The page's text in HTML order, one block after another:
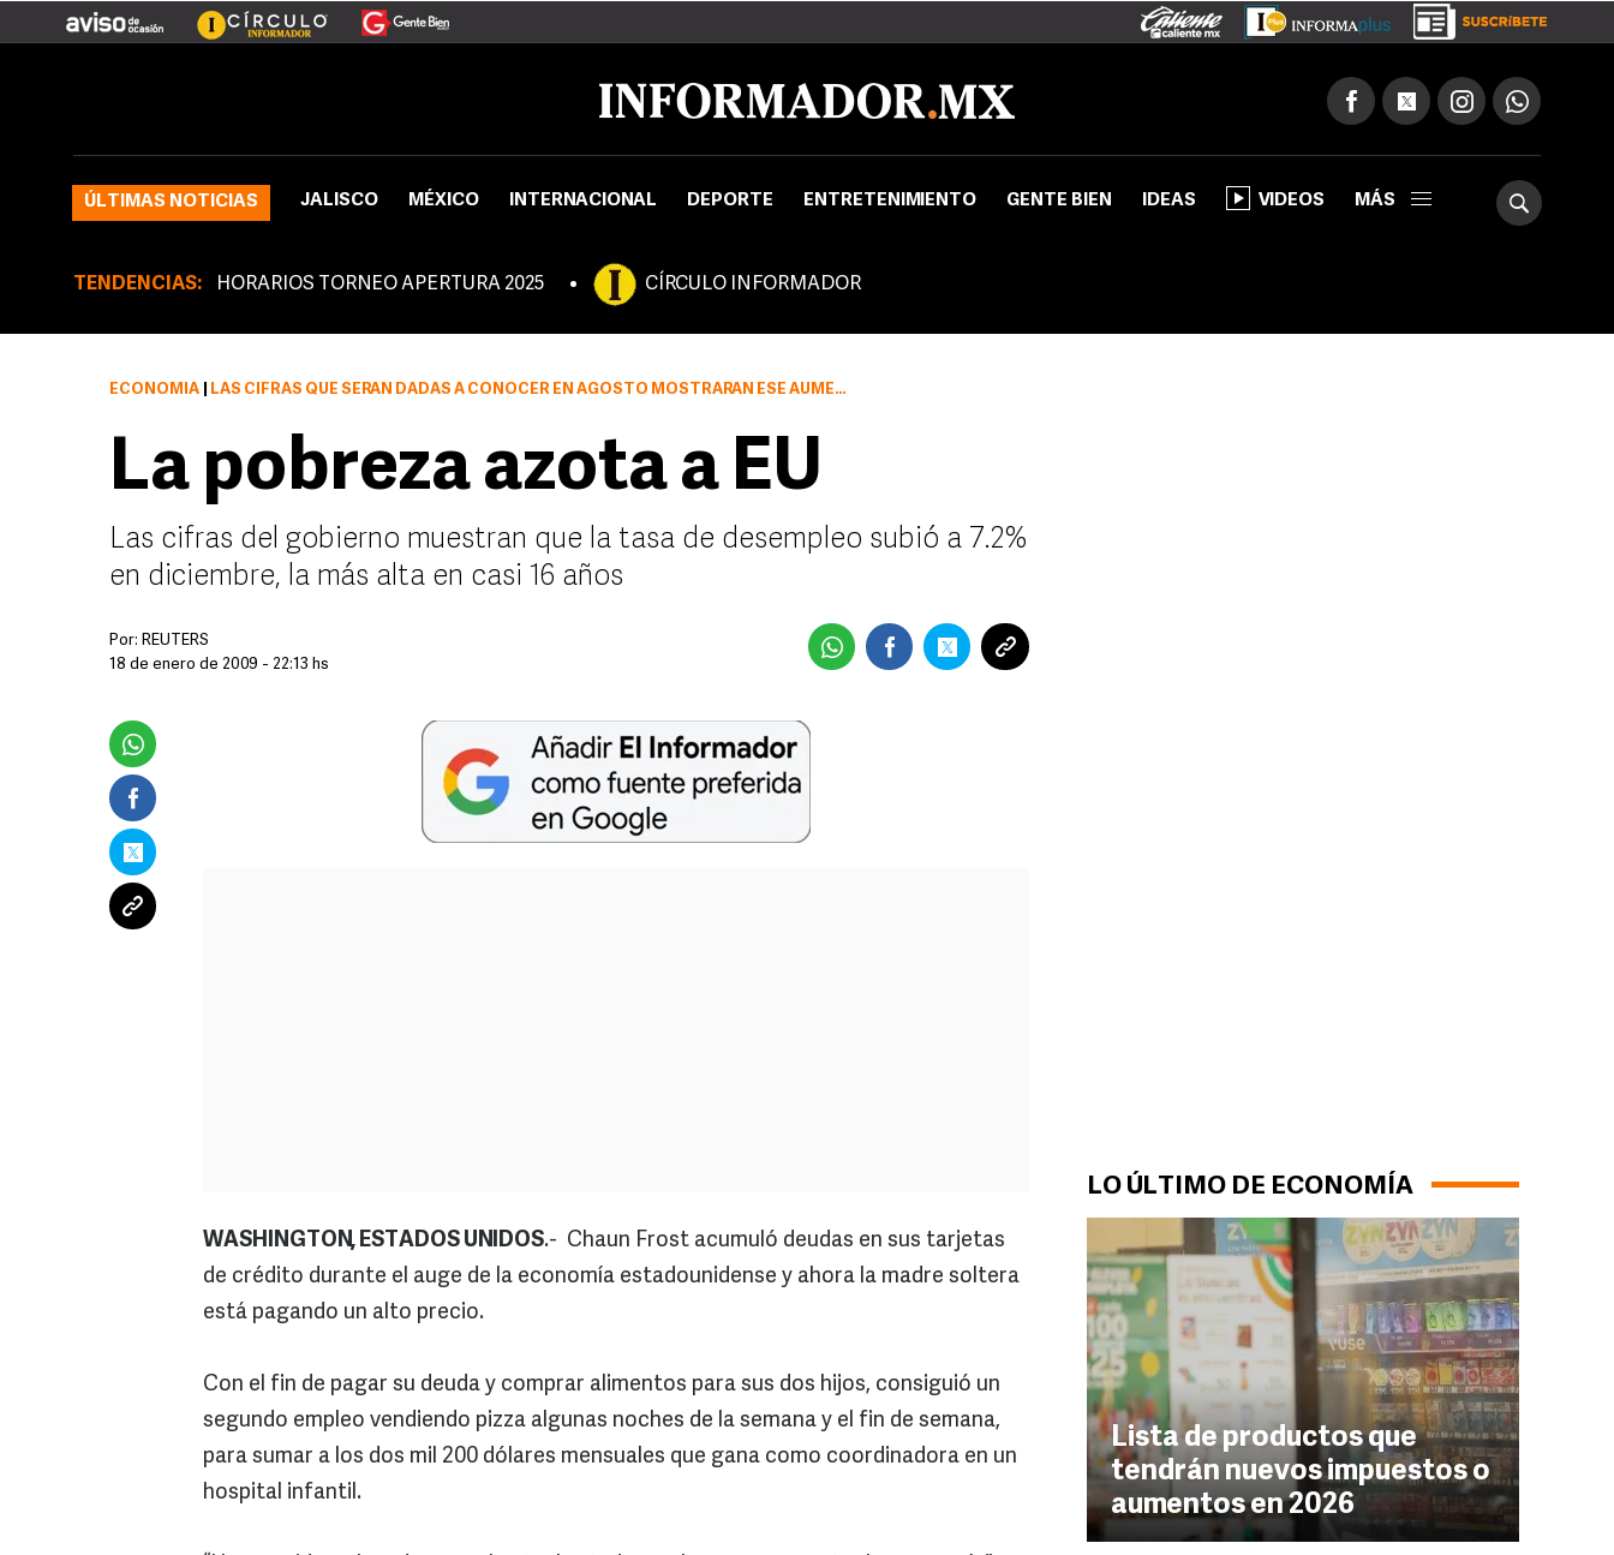
ÚLTIMAS NOTICIAS JALISCO MÉXICO INTERNACIONAL DEPORTE ENTRETENIMIENTO GENTE BIEN IDEAS VIDEOS MÁS
TENDENCIAS: HORARIOS TORNEO APERTURA 2025 CÍRCULO INFORMADOR
LO ÚLTIMO DE ECONOMÍA
Lista de productos que
tendrán nuevos impuestos o
aumentos en 2026
ECONOMÍA LAS CIFRAS QUE SERÁN DADAS A CONOCER EN AGOSTO MOSTRARÁN ESE AUMENTO DE CERCA DE MEDIO PUNTO PORCENTUAL EL AÑO PASADO
La pobreza azota a EU
Las cifras del gobierno muestran que la tasa de desempleo subió a 7.2%
en diciembre, la más alta en casi 16 años
Por: REUTERS
18 de enero de 2009 - 22:13 hs
WASHINGTON, ESTADOS UNIDOS.- Chaun Frost acumuló deudas en sus tarjetas
de crédito durante el auge de la economía estadounidense y ahora la madre soltera
está pagando un alto precio.
Con el fin de pagar su deuda y comprar alimentos para sus dos hijos, consiguió un
segundo empleo vendiendo pizza algunas noches de la semana y el fin de semana,
para sumar a los dos mil 200 dólares mensuales que gana como coordinadora en un
hospital infantil.